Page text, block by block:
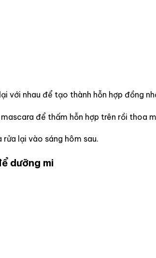
với nhau để tạo thành hỗn hợp đồng
để thấm hỗn hợp trên rồi thoa
lại vào sáng hôm sau.
dưỡng mi